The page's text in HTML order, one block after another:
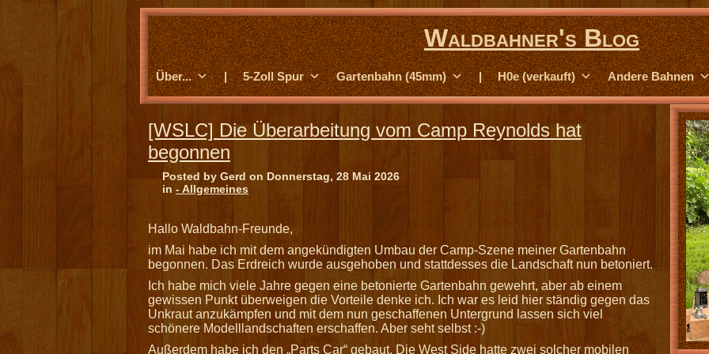
Waldbahner's Blog
Über... | 5-Zoll Spur Gartenbahn (45mm) | H0e (verkauft) Andere Bahnen
[WSLC] Die Überarbeitung vom Camp Reynolds hat
begonnen
Posted by Gerd on Donnerstag, 28 Mai 2026
in - Allgemeines
Hallo Waldbahn-Freunde,
im Mai habe ich mit dem angekündigten Umbau der Camp-Szene meiner Gartenbahn
begonnen. Das Erdreich wurde ausgehoben und stattdesses die Landschaft nun betoniert.
Ich habe mich viele Jahre gegen eine betonierte Gartenbahn gewehrt, aber ab einem
gewissen Punkt überweigen die Vorteile denke ich. Ich war es leid hier ständig gegen das
Unkraut anzukämpfen und mit dem nun geschaffenen Untergrund lassen sich viel
schönere Modelllandschaften erschaffen. Aber seht selbst :-)
Außerdem habe ich den „Parts Car“ gebaut. Die West Side hatte zwei solcher mobilen